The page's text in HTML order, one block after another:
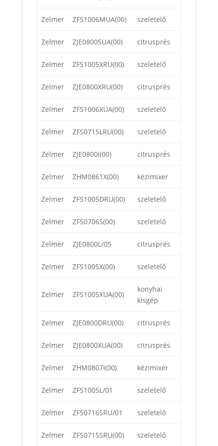
Zelmer ZFS1006MUA(00) szeletelő
Zelmer ZJE0800SUA(00) citrusprés
Zelmer ZFS1005XRU(00) szeletelő
Zelmer ZJE0800XRU(00) citrusprés
Zelmer ZFS1006XUA(00) szeletelő
Zelmer ZFS0715LRU(00) szeletelő
Zelmer ZJE0800I(00) citrusprés
Zelmer ZHM0861X(00) kézimixer
Zelmer ZFS1005DRU(00) szeletelő
Zelmer ZFS0706S(00) szeletelő
Zelmer ZJE0800L/05 citrusprés
Zelmer ZFS1005X(00) szeletelő
Zelmer ZFS1005XUA(00)
konyhai
kisgép
Zelmer ZJE0800DRU(00) citrusprés
Zelmer ZJE0800XUA(00) citrusprés
Zelmer ZHM0807I(00) kézimixer
Zelmer ZFS1005L/01 szeletelő
Zelmer ZFS0716SRU/01 szeletelő
Zelmer ZFS0715SRU(00) szeletelő